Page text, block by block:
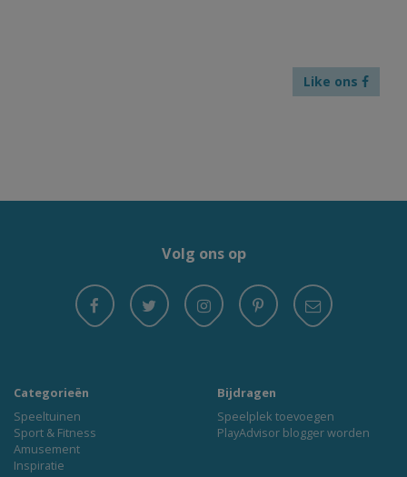
Like ons
Volg ons op
Categorieën
Speeltuinen
Sport & Fitness
Amusement
Inspiratie
Bijdragen
Speelplek toevoegen
PlayAdvisor blogger worden